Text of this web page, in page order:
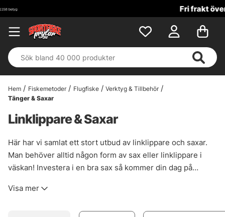
Hem Fiskemetoder Flugfiske
Verktyg & Tillbehör
Tänger & Saxar
Linklippare & Saxar
Här har vi samlat ett stort utbud av linklippare och saxar.
Man behöver alltid någon form av sax eller linklippare i
väskan! Investera i en bra sax så kommer din dag på
fluga eller byta tafs!
Visa mer